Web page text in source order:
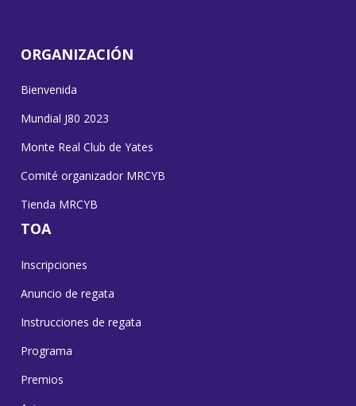
ORGANIZACIÓN
Bienvenida
Mundial J80 2023
Monte Real Club de Yates
Comité organizador MRCYB
Tienda MRCYB
TOA
Inscripciones
Anuncio de regata
Instrucciones de regata
Programa
Premios